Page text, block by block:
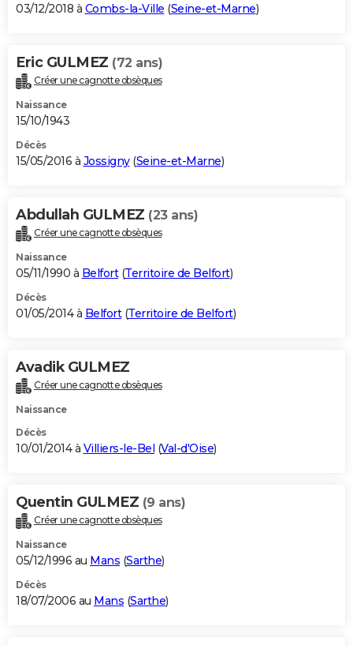
03/12/2018 à Combs-la-Ville (Seine-et-Marne)
Eric GULMEZ (72 ans)
Créer une cagnotte obsèques
Naissance
15/10/1943
Décès
15/05/2016 à Jossigny(Seine-et-Marne)
Abdullah GULMEZ (23 ans)
Créer une cagnotte obsèques
Naissance
05/11/1990 à Belfort(Territoire de Belfort)
Décès
01/05/2014 à Belfort(Territoire de Belfort)
Avadik GULMEZ
Créer une cagnotte obsèques
Naissance
Décès
10/01/2014 à Villiers-le-Bel (Val-d'Oise)
Quentin GULMEZ (9 ans)
Créer une cagnotte obsèques
Naissance
05/12/1996 au Mans (Sarthe)
Décès
18/07/2006 au Mans (Sarthe)